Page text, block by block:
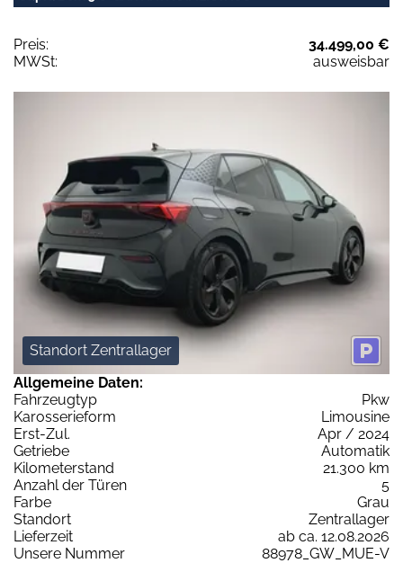
Preis:
34.499,00 €
MWSt:
ausweisbar
Standort Zentrallager
Allgemeine Daten:
Fahrzeugtyp
Pkw
Karosserieform
Limousine
Erst-Zul.
Apr / 2024
Getriebe
Automatik
Kilometerstand
21.300 km
Anzahl der Türen
5
Farbe
Grau
Standort
Zentrallager
Lieferzeit
ab ca. 12.08.2026
Unsere Nummer
88978_GW_MUE-V